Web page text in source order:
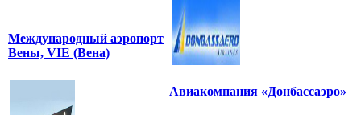
Международный аэропорт
Вены, VIE (Вена)
Авиакомпания «Донбассаэро»